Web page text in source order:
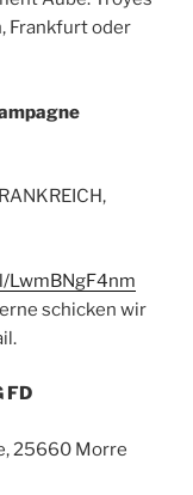
Frankfurt oder
LwmBNgF4nm
schicken wir
FD
25660 Morre